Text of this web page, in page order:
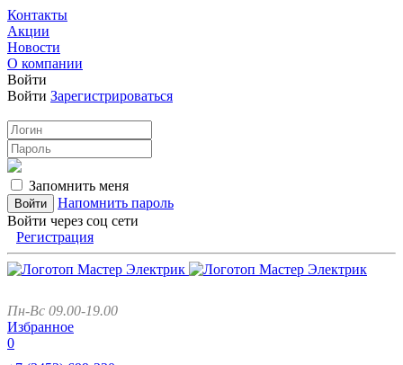
Контакты
Акции
Новости
О компании
Войти
Войти Зарегистрироваться
Запомнить меня
Напомнить пароль
Войти через соц сети
Регистрация
Пн-Вс 09.00-19.00
Избранное
0